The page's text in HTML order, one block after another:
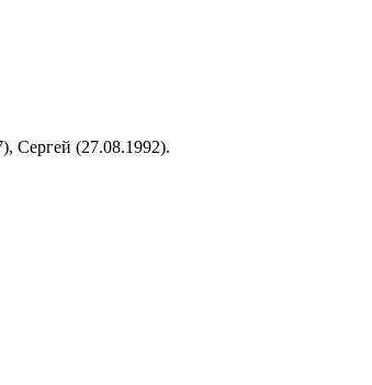
Сергей (27.08.1992).